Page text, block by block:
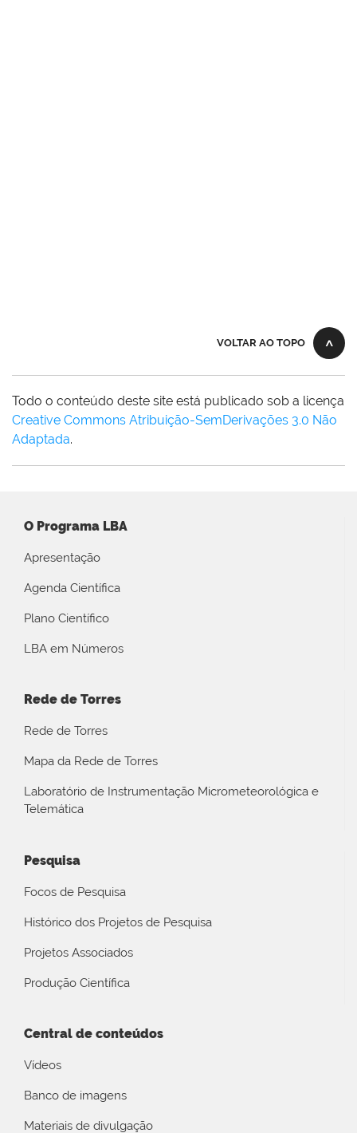
VOLTAR AO TOPO
Todo o conteúdo deste site está publicado sob a licença
Creative Commons Atribuição-SemDerivações 3.0 Não
Adaptada.
O Programa LBA
Apresentação
Agenda Científica
Plano Científico
LBA em Números
Rede de Torres
Rede de Torres
Mapa da Rede de Torres
Laboratório de Instrumentação Micrometeorológica e
Telemática
Pesquisa
Focos de Pesquisa
Histórico dos Projetos de Pesquisa
Projetos Associados
Produção Científica
Central de conteúdos
Vídeos
Banco de imagens
Materiais de divulgação